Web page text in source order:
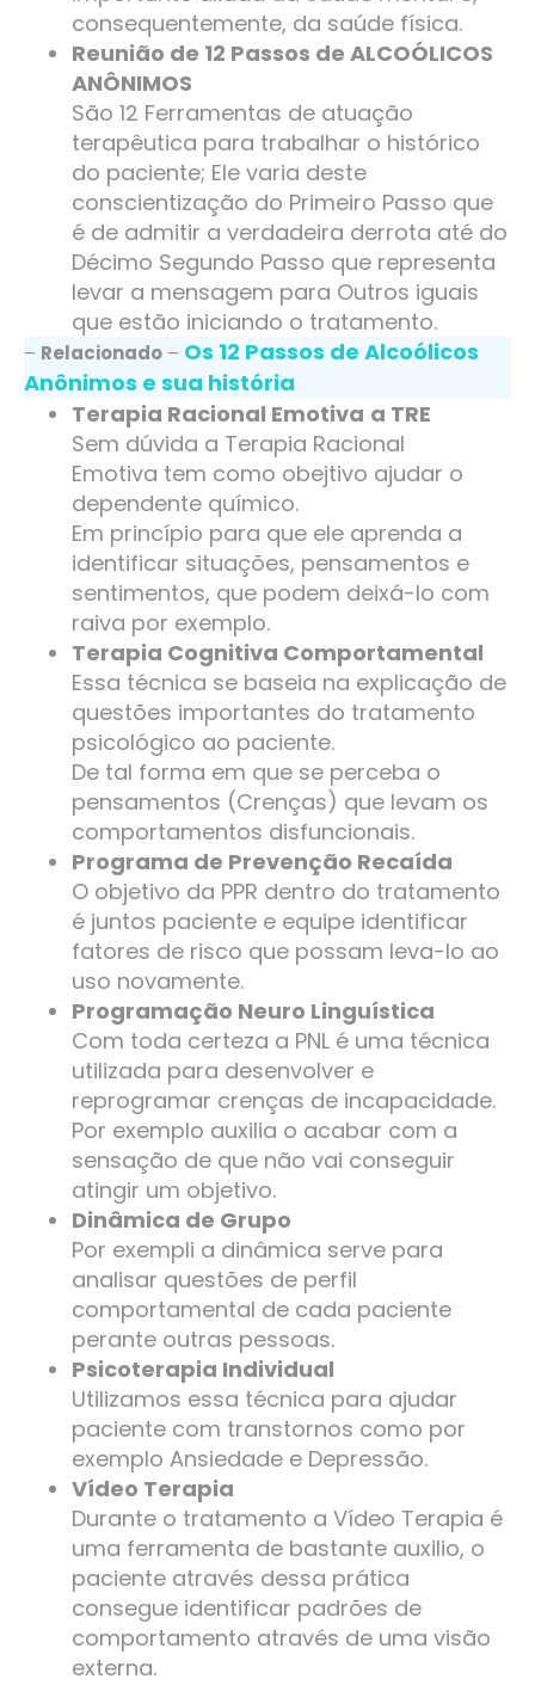
consequentemente, da saúde física.
Reunião de 12 Passos de ALCOÓLICOS
ANÔNIMOS
São 12 Ferramentas de atuação
terapêutica para trabalhar o histórico
do paciente; Ele varia deste
conscientização do Primeiro Passo que
é de admitir a verdadeira derrota até do
Décimo Segundo Passo que representa
levar a mensagem para Outros iguais
que estão iniciando o tratamento.
– Relacionado – Os 12 Passos de Alcoólicos
Anônimos e sua história
Terapia Racional Emotiva a TRE
Sem dúvida a Terapia Racional
Emotiva tem como obejtivo ajudar o
dependente químico.
Em princípio para que ele aprenda a
identificar situações, pensamentos e
sentimentos, que podem deixá-lo com
raiva por exemplo.
Terapia Cognitiva Comportamental
Essa técnica se baseia na explicação de
questões importantes do tratamento
psicológico ao paciente.
De tal forma em que se perceba o
pensamentos (Crenças) que levam os
comportamentos disfuncionais.
Programa de Prevenção Recaída
O objetivo da PPR dentro do tratamento
é juntos paciente e equipe identificar
fatores de risco que possam leva-lo ao
uso novamente.
Programação Neuro Linguística
Com toda certeza a PNL é uma técnica
utilizada para desenvolver e
reprogramar crenças de incapacidade.
Por exemplo auxilia o acabar com a
sensação de que não vai conseguir
atingir um objetivo.
Dinâmica de Grupo
Por exempli a dinâmica serve para
analisar questões de perfil
comportamental de cada paciente
perante outras pessoas.
Psicoterapia Individual
Utilizamos essa técnica para ajudar
paciente com transtornos como por
exemplo Ansiedade e Depressão.
Vídeo Terapia
Durante o tratamento a Vídeo Terapia é
uma ferramenta de bastante auxilio, o
paciente através dessa prática
consegue identificar padrões de
comportamento através de uma visão
externa.